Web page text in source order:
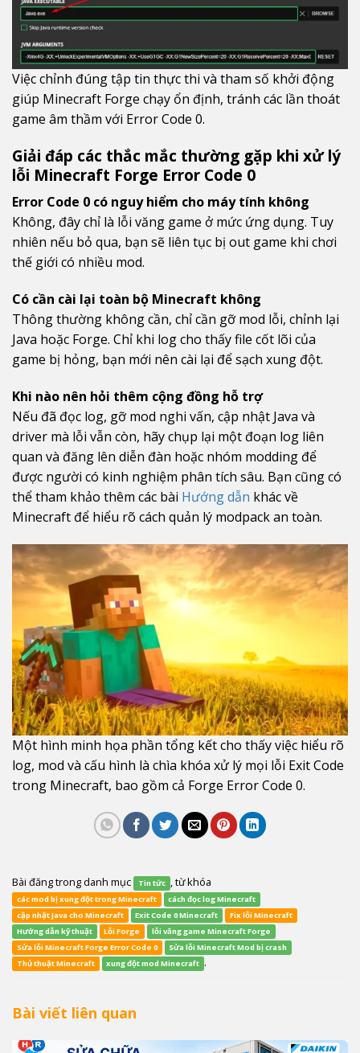
Việc chỉnh đúng tập tin thực thi và tham số khởi động
giúp Minecraft Forge chạy ổn định, tránh các lần thoát
game âm thầm với Error Code 0.
Giải đáp các thắc mắc thường gặp khi xử lý
lỗi Minecraft Forge Error Code 0
Error Code 0 có nguy hiểm cho máy tính không
Không, đây chỉ là lỗi văng game ở mức ứng dụng. Tuy
nhiên nếu bỏ qua, bạn sẽ liên tục bị out game khi chơi
thế giới có nhiều mod.
Có cần cài lại toàn bộ Minecraft không
Thông thường không cần, chỉ cần gỡ mod lỗi, chỉnh lại
Java hoặc Forge. Chỉ khi log cho thấy file cốt lõi của
game bị hỏng, bạn mới nên cài lại để sạch xung đột.
Khi nào nên hỏi thêm cộng đồng hỗ trợ
Nếu đã đọc log, gỡ mod nghi vấn, cập nhật Java và
driver mà lỗi vẫn còn, hãy chụp lại một đoạn log liên
quan và đăng lên diễn đàn hoặc nhóm modding để
được người có kinh nghiệm phân tích sâu. Bạn cũng có
thể tham khảo thêm các bài Hướng dẫn khác về
Minecraft để hiểu rõ cách quản lý modpack an toàn.
Một hình minh họa phần tổng kết cho thấy việc hiểu rõ
log, mod và cấu hình là chìa khóa xử lý mọi lỗi Exit Code
trong Minecraft, bao gồm cả Forge Error Code 0.
Bài đăng trong danh mục Tin tức , từ khóa
các mod bị xung đột trong Minecraft
cách đọc log Minecraft
cập nhật Java cho Minecraft
Exit Code 0 Minecraft
Fix lỗi Minecraft
Hướng dẫn kỹ thuật
Lỗi Forge
lỗi văng game Minecraft Forge
Sửa lỗi Minecraft Forge Error Code 0
Sửa lỗi Minecraft Mod bị crash
Thủ thuật Minecraft
xung đột mod Minecraft .
Bài viết liên quan